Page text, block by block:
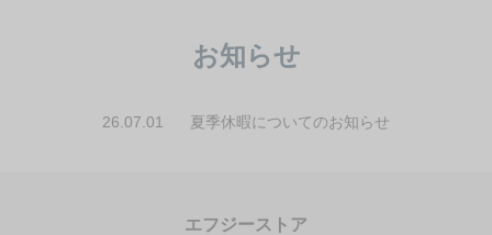
お知らせ
26.07.01 夏季休暇についてのお知らせ
エフジーストア